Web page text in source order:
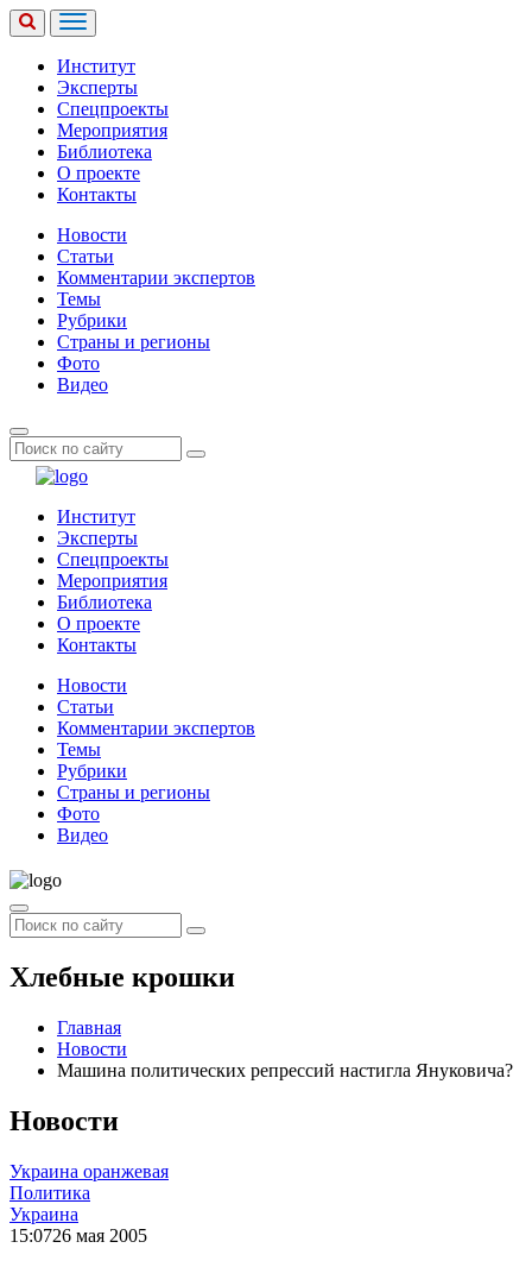
Институт
Эксперты
Спецпроекты
Мероприятия
Библиотека
О проекте
Контакты
Новости
Статьи
Комментарии экспертов
Темы
Рубрики
Страны и регионы
Фото
Видео
Институт
Эксперты
Спецпроекты
Мероприятия
Библиотека
О проекте
Контакты
Новости
Статьи
Комментарии экспертов
Темы
Рубрики
Страны и регионы
Фото
Видео
Хлебные крошки
Главная
Новости
Машина политических репрессий настигла Януковича?
Новости
Украина оранжевая
Политика
Украина
15:0726 мая 2005